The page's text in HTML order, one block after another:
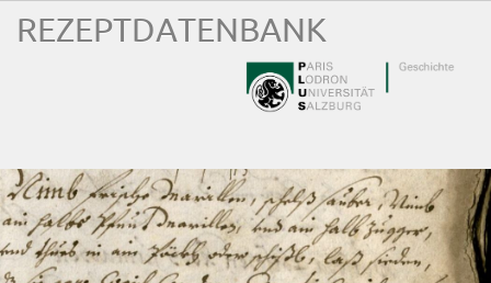
REZEPTDATENBANK